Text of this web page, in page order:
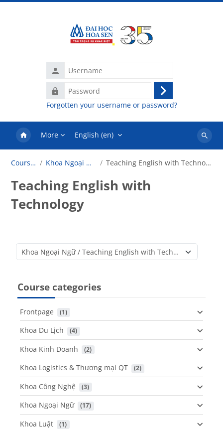
Username
Password
Log
in
Forgotten your username or password?
More English ‎(en)‎
Search
Courses Khoa Ngoại Ngữ Teaching English with Technology
Teaching English with
Technology
Course categories
Course categories
Frontpage (1)
Khoa Du Lịch (4)
Khoa Kinh Doanh (2)
Khoa Logistics & Thương mại QT (2)
Khoa Công Nghệ (3)
Khoa Ngoại Ngữ (17)
Khoa Luật (1)